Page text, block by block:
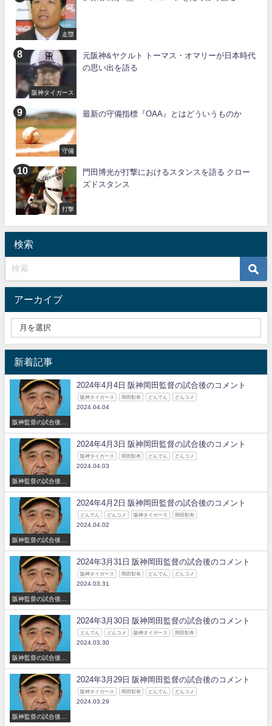
走塁
阪神タイガース
元阪神&ヤクルト トーマス・オマリーが日本時代
の思い出を語る
守備
最新の守備指標『OAA』とはどういうものか
打撃
門田博光が打撃におけるスタンスを語る クロー
ズドスタンス
検索
アーカイブ
新着記事
阪神監督の試合後の
コメント
2024年4月4日 阪神岡田監督の試合後のコメント
阪神タイガース 岡田彰布 どんでん どんコメ
2024.04.04
阪神監督の試合後の
コメント
2024年4月3日 阪神岡田監督の試合後のコメント
阪神タイガース 岡田彰布 どんでん どんコメ
2024.04.03
阪神監督の試合後の
コメント
2024年4月2日 阪神岡田監督の試合後のコメント
どんでん どんコメ 阪神タイガース 岡田彰布
2024.04.02
阪神監督の試合後の
コメント
2024年3月31日 阪神岡田監督の試合後のコメント
阪神タイガース 岡田彰布 どんでん どんコメ
2024.03.31
阪神監督の試合後の
コメント
2024年3月30日 阪神岡田監督の試合後のコメント
どんでん どんコメ 阪神タイガース 岡田彰布
2024.03.30
阪神監督の試合後の
2024年3月29日 阪神岡田監督の試合後のコメント
阪神タイガース 岡田彰布 どんでん どんコメ
2024.03.29